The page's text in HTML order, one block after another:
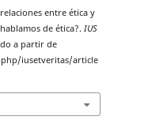
entre ética y
de ética?. IUS
a partir de
iusetveritas/article